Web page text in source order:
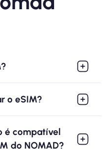
o eSIM?
é compatível
do NOMAD?